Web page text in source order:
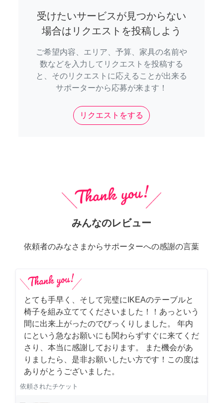
受けたいサービスが見つからない
場合はリクエストを投稿しよう
ご希望内容、エリア、予算、家具の名前や
数などを入力してリクエストを投稿する
と、そのリクエストに応えることが出来る
サポーターから応募が来ます！
リクエストをする
みんなのレビュー
依頼者のみなさまからサポーターへの感謝の言葉
とても手早く、そして完璧にIKEAのテーブルと
椅子を組み立ててくださいました！！あっという
間に出来上がったのでびっくりしました。 年内
にという急なお願いにも関わらずすぐに来てくだ
さり、本当に感謝しております。 また機会があ
りましたら、是非お願いしたい方です！この度は
ありがとうございました。
依頼されたチケット